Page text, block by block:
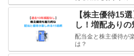
【株主優待15
し！増配あり
配当金と株主優待が
は？